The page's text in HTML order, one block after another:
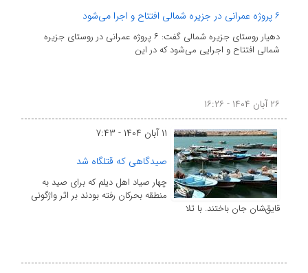
۶ پروژه عمرانی در جزیره شمالی افتتاح و اجرا می‌شود
دهیار روستای جزیره شمالی گفت: ۶ پروژه عمرانی در روستای جزیره
شمالی افتتاح و اجرایی می‌شود که در این
۲۶ آبان ۱۴۰۴ - ۱۶:۲۶
۱۱ آبان ۱۴۰۴ - ۷:۴۳
صیدگاهی که قتلگاه شد
چهار صیاد اهل دیلم که برای صید به
منطقه بحرکان رفته بودند بر اثر واژگونی
قایق‌شان جان باختند. با تلا